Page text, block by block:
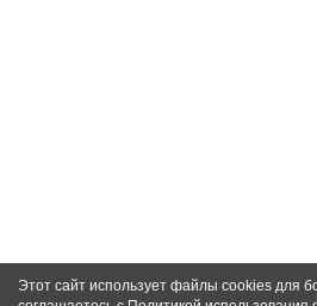
Этот сайт использует файлы cookies для